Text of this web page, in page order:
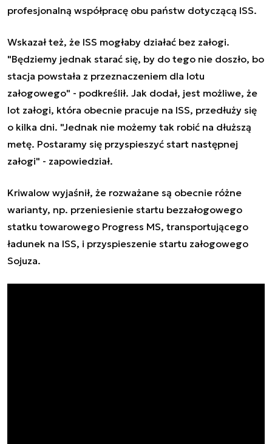
profesjonalną współpracę obu państw dotyczącą ISS.
Wskazał też, że ISS mogłaby działać bez załogi.
"Będziemy jednak starać się, by do tego nie doszło, bo
stacja powstała z przeznaczeniem dla lotu
załogowego" - podkreślił. Jak dodał, jest możliwe, że
lot załogi, która obecnie pracuje na ISS, przedłuży się
o kilka dni. "Jednak nie możemy tak robić na dłuższą
metę. Postaramy się przyspieszyć start następnej
załogi" - zapowiedział.
Kriwalow wyjaśnił, że rozważane są obecnie różne
warianty, np. przeniesienie startu bezzałogowego
statku towarowego Progress MS, transportującego
ładunek na ISS, i przyspieszenie startu załogowego
Sojuza.